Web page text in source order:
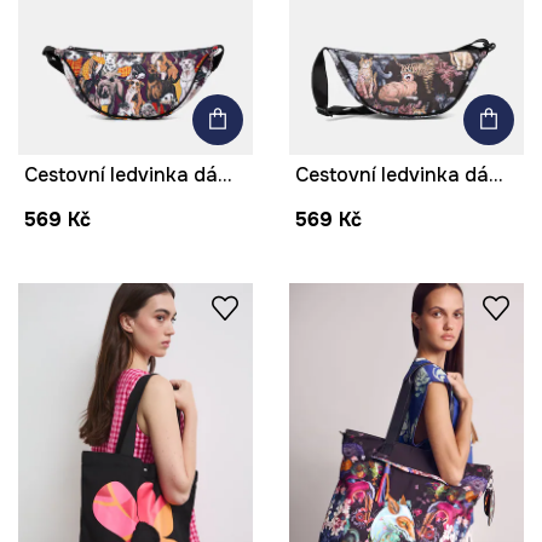
Cestovní ledvinka dámská se zvířecím vzorem
569 Kč
Cestovní ledvinka dámská se zvířecím vzorem
569 Kč